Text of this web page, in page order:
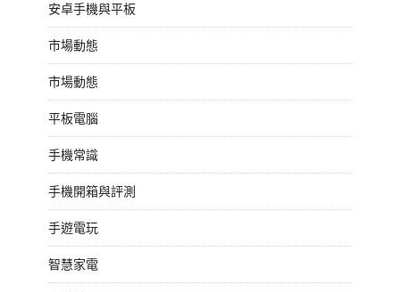
安卓手機與平板
市場動態
市場動態
平板電腦
手機常識
手機開箱與評測
手遊電玩
智慧家電